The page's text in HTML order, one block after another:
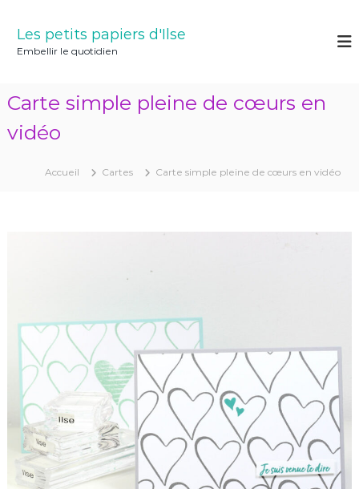
Les petits papiers d'Ilse
Embellir le quotidien
Carte simple pleine de cœurs en
vidéo
Accueil Cartes Carte simple pleine de cœurs en vidéo